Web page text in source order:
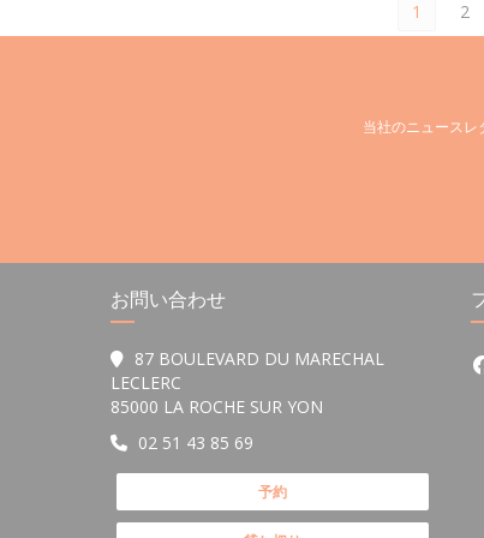
1 2
当社のニュースレ
お問い合わせ
87 BOULEVARD DU MARECHAL
LECLERC
85000 LA ROCHE SUR YON
02 51 43 85 69
予約